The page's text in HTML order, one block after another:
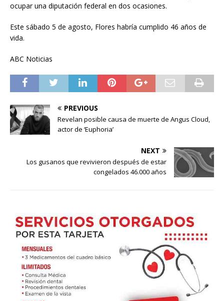
ocupar una diputación federal en dos ocasiones.
Este sábado 5 de agosto, Flores habría cumplido 46 años de
vida.
ABC Noticias
PREVIOUS
Revelan posible causa de muerte de Angus Cloud,
actor de ‘Euphoria’
NEXT
Los gusanos que revivieron después de estar
congelados 46.000 años